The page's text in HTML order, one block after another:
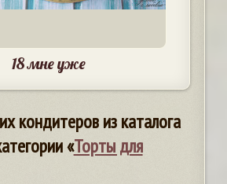
18 мне уже
кондитеров из каталога
«Торты для